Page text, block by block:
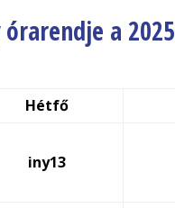
a
Hétfő
iny13